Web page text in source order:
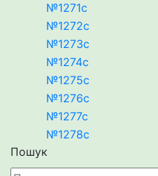
№1271с
№1272с
№1273с
№1274с
№1275с
№1276с
№1277с
№1278с
Пошук